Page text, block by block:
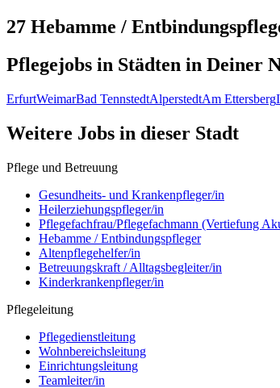
27 Hebamme /
Pflegejobs in Städten in Deiner
ErfurtWeimarBad TennstedtAlperstedtAm Ettersberg
Weitere Jobs in dieser Stadt
Pflege und Betreuung
Gesundheits- und Krankenpfleger/in
Heilerziehungspfleger/in
Pflegefachfrau/Pflegefachmann (Vertiefung
Hebamme / Entbindungspfleger
Altenpflegehelfer/in
Betreuungskraft / Alltagsbegleiter/in
Kinderkrankenpfleger/in
Pflegeleitung
Pflegedienstleitung
Wohnbereichsleitung
Einrichtungsleitung
Teamleiter/in